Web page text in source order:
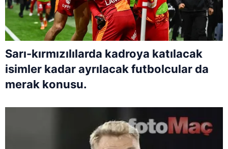
Sarı-kırmızılılarda kadroya katılacak
isimler kadar ayrılacak futbolcular da
merak konusu.